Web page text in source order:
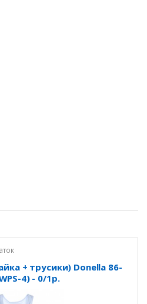
+ трусики) Donella 86-
4) - 0/1р.